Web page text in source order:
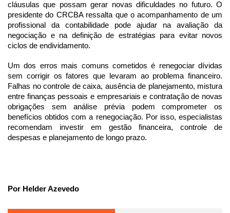
cláusulas que possam gerar novas dificuldades no futuro. O
presidente do CRCBA ressalta que o acompanhamento de um
profissional da contabilidade pode ajudar na avaliação da
negociação e na definição de estratégias para evitar novos
ciclos de endividamento.
Um dos erros mais comuns cometidos é renegociar dívidas
sem corrigir os fatores que levaram ao problema financeiro.
Falhas no controle de caixa, ausência de planejamento, mistura
entre finanças pessoais e empresariais e contratação de novas
obrigações sem análise prévia podem comprometer os
benefícios obtidos com a renegociação. Por isso, especialistas
recomendam investir em gestão financeira, controle de
despesas e planejamento de longo prazo.
Por Helder Azevedo